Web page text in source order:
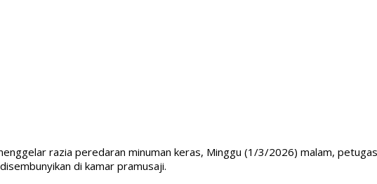
razia peredaran minuman keras, Minggu (1/3/2026) malam,
di kamar pramusaji.